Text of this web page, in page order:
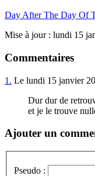
Day After The Day Of
Mise à jour : lundi 15
Commentaires
1. Le lundi 15 janvier
Dur dur de
et je le trouve
Ajouter un
Pseudo :